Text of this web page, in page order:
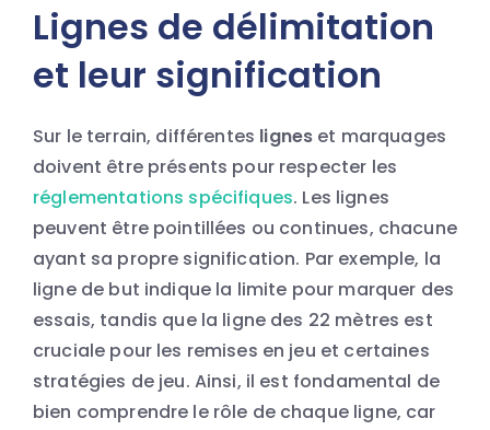
Lignes de délimitation
et leur signification
Sur le terrain, différentes lignes et marquages
doivent être présents pour respecter les
réglementations spécifiques. Les lignes
peuvent être pointillées ou continues, chacune
ayant sa propre signification. Par exemple, la
ligne de but indique la limite pour marquer des
essais, tandis que la ligne des 22 mètres est
cruciale pour les remises en jeu et certaines
stratégies de jeu. Ainsi, il est fondamental de
bien comprendre le rôle de chaque ligne, car